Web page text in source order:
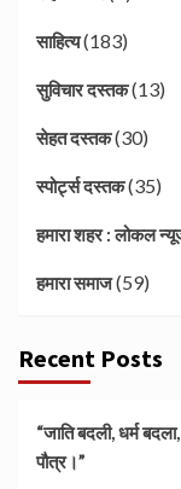
साहित्य(183)
सुविचार दस्तक(13)
सेहत दस्तक(30)
स्पोर्ट्स दस्तक(35)
हमारा शहर : लोकल
हमारा समाज(59)
Recent Posts
“जाति बदली, धर्म
पौत्र।”